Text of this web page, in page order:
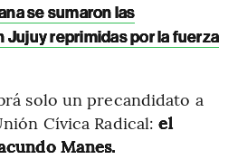
se sumaron las
reprimidas por la fuerza
solo un precandidato a
Cívica Radical: el
Manes.